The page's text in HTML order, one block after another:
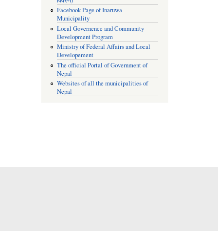
Facebook Page of Inaruwa
Municipality
Local Governence and Community
Development Program
Ministry of Federal Affairs and Local
Developement
The official Portal of Government of
Nepal
Websites of all the municipalities of
Nepal